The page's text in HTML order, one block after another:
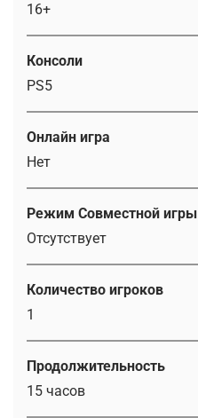
16+
Консоли
PS5
Онлайн игра
Нет
Режим Совместной игры
Отсутствует
Количество игроков
1
Продолжительность
15 часов